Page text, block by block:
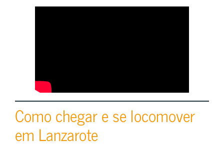
Como chegar e se locomover
em Lanzarote